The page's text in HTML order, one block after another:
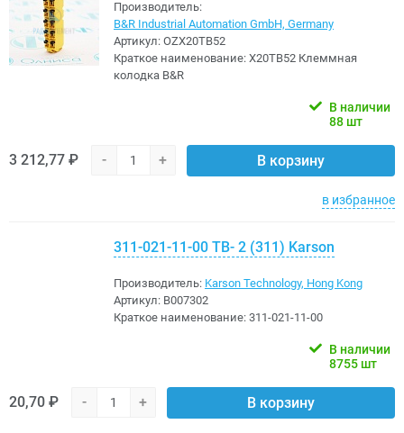
Производитель:
B&R Industrial Automation GmbH, Germany
Артикул: OZX20TB52
Краткое наименование: X20TB52 Клеммная
колодка B&R
В наличии
88 шт
3 212,77 ₽ - + В корзину
в избранное
311-021-11-00 ТВ- 2 (311) Karson
Производитель: Karson Technology, Hong Kong
Артикул: B007302
Краткое наименование: 311-021-11-00
В наличии
8755 шт
20,70 ₽ - + В корзину